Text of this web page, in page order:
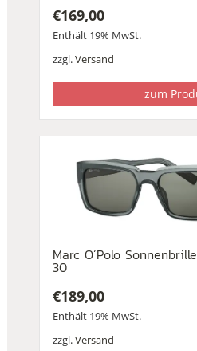
€169,00
Enthält 19% MwSt.
zzgl.Versand
zum
Marc O´Polo
30
€189,00
Enthält 19% MwSt.
zzgl.Versand